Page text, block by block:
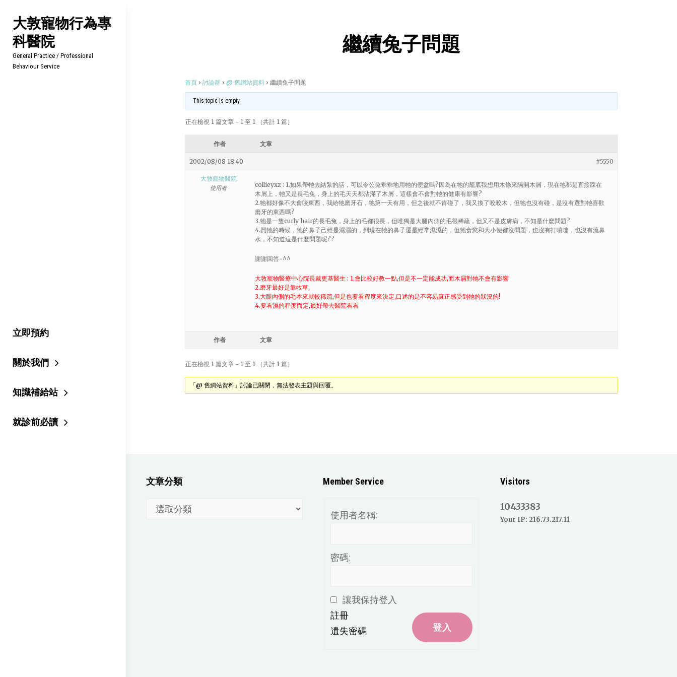
content
大敦寵物行為專
科醫院
General Practice / Professional
Behaviour Service
立即預約
關於我們
知識補給站
就診前必讀
繼續兔子問題
首頁 › 討論群 › @ 舊網站資料 › 繼續兔子問題
This topic is empty.
正在檢視 1 篇文章 - 1 至 1 （共計 1 篇）
作者 文章
2002/08/08 18:40 #5550
大敦寵物醫院
使用者
collieyxz : 1.如果帶牠去結紮的話，可以令公兔乖乖地用牠的便盆嗎?因為在牠的籠底我想用木條來隔開木屑，現在牠都是直接踩在
木屑上，牠又是長毛兔，身上的毛天天都沾滿了木屑，這樣會不會對牠的健康有影響?
2.牠都好像不大會咬東西，我給牠磨牙石，牠第一天有用，但之後就不肯碰了，我又換了咬咬木，但牠也沒有碰，是沒有選對牠喜歡
磨牙的東西嗎?
3.牠是一隻curly hair的長毛兔，身上的毛都很長，但唯獨是大腿內側的毛很稀疏，但又不是皮膚病，不知是什麼問題?
4.買牠的時候，牠的鼻子己經是濕濕的，到現在牠的鼻子還是經常濕濕的，但牠食慾和大小便都沒問題，也沒有打噴嚏，也沒有流鼻
水，不知道這是什麼問題呢??
謝謝回答~^^
大敦寵物醫療中心院長戴更基醫生 : 1.會比較好教一點,但是不一定能成功,而木屑對牠不會有影響
2.磨牙最好是靠牧草,
3.大腿內側的毛本來就較稀疏,但是也要看程度來決定,口述的是不容易真正感受到牠的狀況的!
4.要看濕的程度而定,最好帶去醫院看看
作者 文章
正在檢視 1 篇文章 - 1 至 1 （共計 1 篇）
「@ 舊網站資料」討論已關閉，無法發表主題與回覆。
文章分類 Member Service
使用者名稱:
密碼:
讓我保持登入
登入
註冊
遺失密碼
Visitors
10433383
Your IP: 216.73.217.11